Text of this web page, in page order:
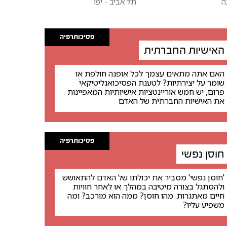
פסיכותרפיה
האישיות החברתית
האם אתה מתאים עצמך לכל אופנה חולפת או
שומר על יצירתיות? לטענת הפסיכואנליטיקאי
פרום, יש חמש אוריינטציות אישיותיות המאפיינות
את האישיות החברתית של האדם
פסיכותרפיה
חוסן נפשי
'חוסן נפשי' מסביר את יכולתו של האדם להתאושש
ולהסתגל בצורה מיטיבה במהלך או לאחר חוויות
חיים מאתגרות. מהו חוסן? ממה הוא מורכב? ומה
משפיע עליו?